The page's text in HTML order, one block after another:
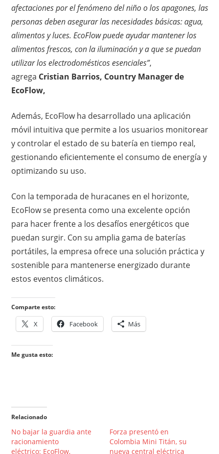
afectaciones por el fenómeno del niño o los apagones, las
personas deben asegurar las necesidades básicas: agua,
alimentos y luces. EcoFlow puede ayudar mantener los
alimentos frescos, con la iluminación y a que se puedan
utilizar los electrodomésticos esenciales”,
agrega Cristian Barrios, Country Manager de
EcoFlow,
Además, EcoFlow ha desarrollado una aplicación
móvil intuitiva que permite a los usuarios monitorear
y controlar el estado de su batería en tiempo real,
gestionando eficientemente el consumo de energía y
optimizando su uso.
Con la temporada de huracanes en el horizonte,
EcoFlow se presenta como una excelente opción
para hacer frente a los desafíos energéticos que
puedan surgir. Con su amplia gama de baterías
portátiles, la empresa ofrece una solución práctica y
sostenible para mantenerse energizado durante
estos eventos climáticos.
Comparte esto:
X Facebook Más
Me gusta esto:
Relacionado
No bajar la guardia ante
racionamiento
eléctrico: EcoFlow,
Forza presentó en
Colombia Mini Titán, su
nueva central eléctrica